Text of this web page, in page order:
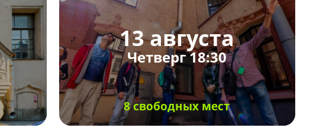
13 августа
Четверг 18:30
8 свободных мест